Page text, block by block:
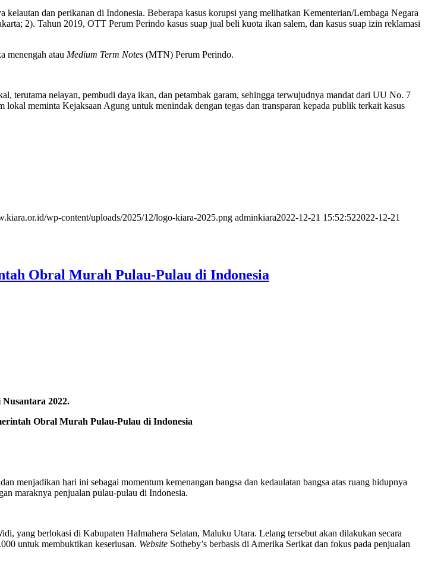
dan perikanan di Indonesia. Beberapa kasus korupsi yang melihatkan Kementerian/Lembaga Negara
2). Tahun 2019, OTT Perum Perindo kasus suap jual beli kuota ikan salem, dan kasus suap izin reklamasi
menengah atau Medium Term Notes (MTN) Perum Perindo.
terutama nelayan, pembudi daya ikan, dan petambak garam, sehingga terwujudnya mandat dari UU No. 7
meminta Kejaksaan Agung untuk menindak dengan tegas dan transparan kepada publik terkait kasus
wp-content/uploads/2025/12/logo-kiara-2025.png adminkiara2022-12-21 15:52:522022-12-21
Obral Murah Pulau-Pulau di Indonesia
2022.
Obral Murah Pulau-Pulau di Indonesia
menjadikan hari ini sebagai momentum kemenangan bangsa dan kedaulatan bangsa atas ruang hidupnya
maraknya penjualan pulau-pulau di Indonesia.
yang berlokasi di Kabupaten Halmahera Selatan, Maluku Utara. Lelang tersebut akan dilakukan secara
untuk membuktikan keseriusan. Website Sotheby’s berbasis di Amerika Serikat dan fokus pada penjualan